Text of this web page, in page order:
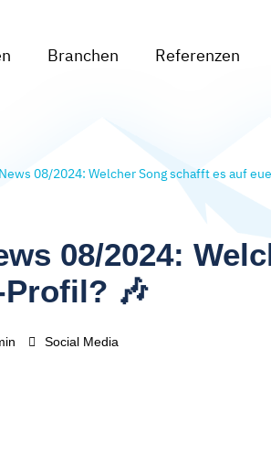
Branchen Referenzen
08/2024: Welcher Song schafft es auf
08/2024:
🎶
Social Media